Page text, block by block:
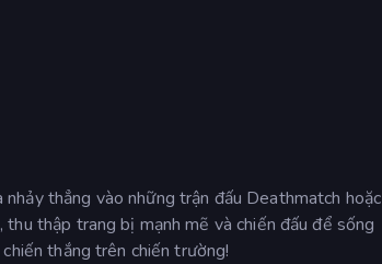
thẳng vào những trận đấu Deathmatch hoặc
thập trang bị mạnh mẽ và chiến đấu để sống
thắng trên chiến trường!